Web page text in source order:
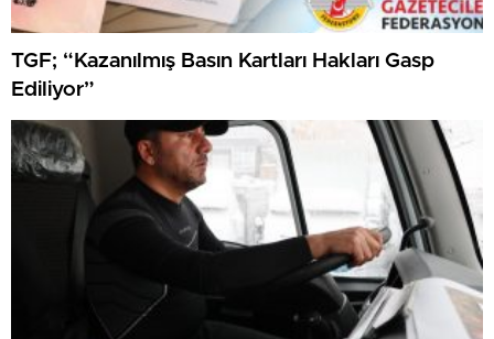
TGF; “Kazanılmış Basın Kartları Hakları Gasp
Ediliyor”